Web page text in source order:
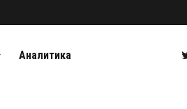
Аналитика